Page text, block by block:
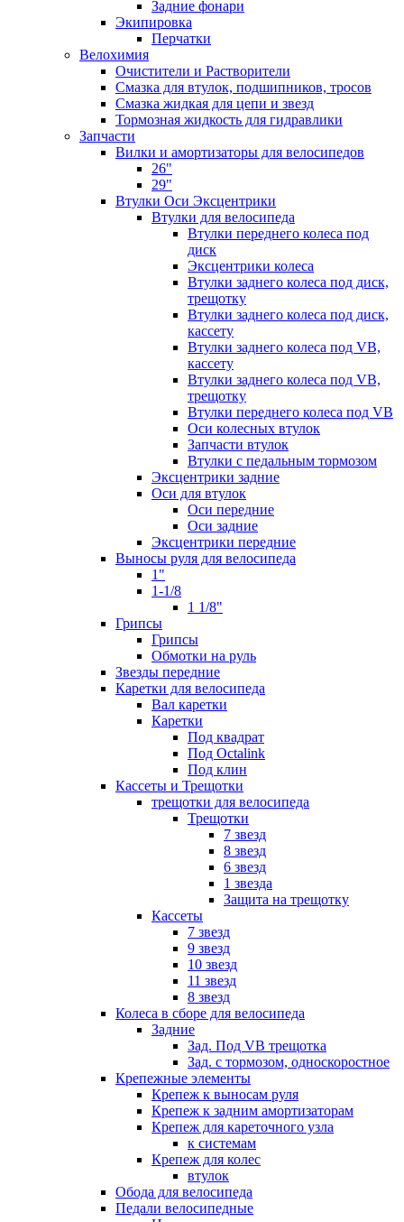
Задние фонари
Экипировка
Перчатки
Велохимия
Очистители и Растворители
Смазка для втулок, подшипников, тросов
Смазка жидкая для цепи и звезд
Тормозная жидкость для гидравлики
Запчасти
Вилки и амортизаторы для велосипедов
26"
29"
Втулки Оси Эксцентрики
Втулки для велосипеда
Втулки переднего колеса под
диск
Эксцентрики колеса
Втулки заднего колеса под диск,
трещотку
Втулки заднего колеса под диск,
кассету
Втулки заднего колеса под VB,
кассету
Втулки заднего колеса под VB,
трещотку
Втулки переднего колеса под VB
Оси колесных втулок
Запчасти втулок
Втулки с педальным тормозом
Эксцентрики задние
Оси для втулок
Оси передние
Оси задние
Эксцентрики передние
Выносы руля для велосипеда
1"
1-1/8
1 1/8"
Грипсы
Грипсы
Обмотки на руль
Звезды передние
Каретки для велосипеда
Вал каретки
Каретки
Под квадрат
Под Octalink
Под клин
Кассеты и Трещотки
трещотки для велосипеда
Трещотки
7 звезд
8 звезд
6 звезд
1 звезда
Защита на трещотку
Кассеты
7 звезд
9 звезд
10 звезд
11 звезд
8 звезд
Колеса в сборе для велосипеда
Задние
Зад. Под VB трещотка
Зад. с тормозом, односкоростное
Крепежные элементы
Крепеж к выносам руля
Крепеж к задним амортизаторам
Крепеж для кареточного узла
к системам
Крепеж для колес
втулок
Обода для велосипеда
Педали велосипедные